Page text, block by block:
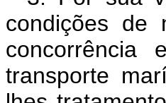
condições de
transporte